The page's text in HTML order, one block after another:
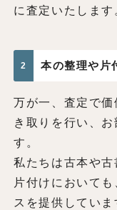
に査定いたします
2 本の整理や片
万が一、査定で価
き取りを行い、
す。
私たちは古本や
片付けにおいて
スを提供していま